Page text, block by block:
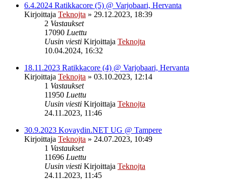
6.4.2024 Ratikkacore (5) @ Varjobaari, Hervanta
Kirjoittaja Teknojta » 29.12.2023, 18:39
2 Vastaukset
17090 Luettu
Uusin viesti Kirjoittaja Teknojta
10.04.2024, 16:32
18.11.2023 Ratikkacore (4) @ Varjobaari, Hervanta
Kirjoittaja Teknojta » 03.10.2023, 12:14
1 Vastaukset
11950 Luettu
Uusin viesti Kirjoittaja Teknojta
24.11.2023, 11:46
30.9.2023 Kovaydin.NET UG @ Tampere
Kirjoittaja Teknojta » 24.07.2023, 10:49
1 Vastaukset
11696 Luettu
Uusin viesti Kirjoittaja Teknojta
24.11.2023, 11:45